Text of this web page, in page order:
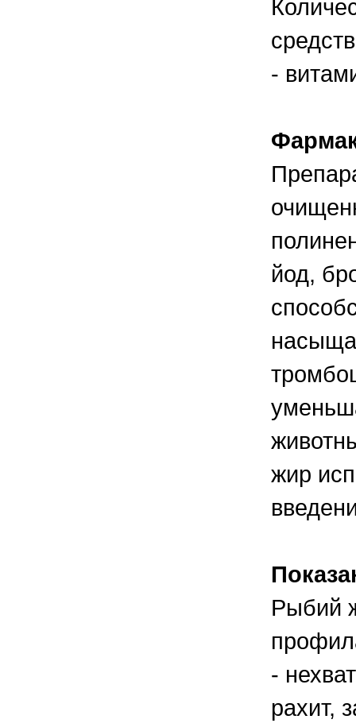
-
йод,
жир
Рыбий
-
рахит,